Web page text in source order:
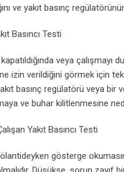
ve yakıt basınç
Basıncı Testi
veya
izin verildiğini görmek için
basınç regülatörü veya bir
ve buhar kilitlenmesine
Yakıt Basıncı Testi
gösterge